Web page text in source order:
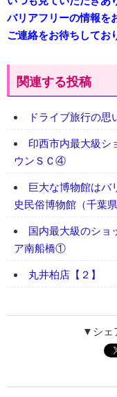
バリアフリーの情報を
ご連絡をお待ちしてお
関連する投稿
ドライブ旅行の
印西市内最大級
ウンＳＣ④
巨大な博物館は
史民俗博物館（千葉県
国内最大級のシ
ア南船橋①
丸井柏店【２】
▼シェ